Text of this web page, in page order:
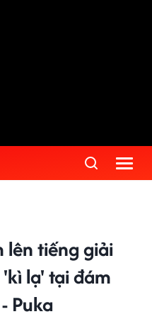
lên tiếng giải
lạ' tại đám
Puka